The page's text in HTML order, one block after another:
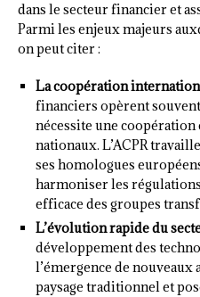
dans le secteur financier et
Parmi les enjeux majeurs
on peut citer :
La coopération
financiers opèrent
nécessite une
nationaux. L’ACPR
ses homologues
harmoniser les
efficace des groupes
L’évolution rapide du
développement des
l’émergence de
paysage traditionnel et